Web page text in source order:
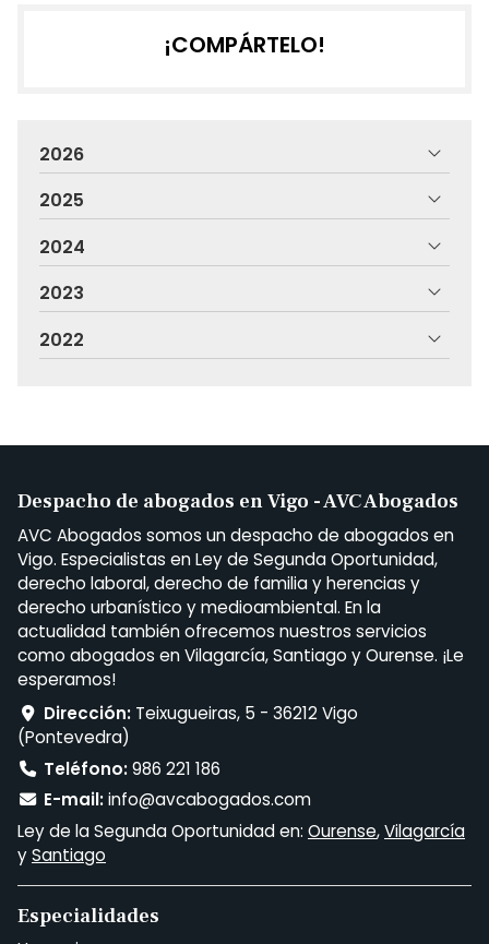
¡COMPÁRTELO!
2026
2025
2024
2023
2022
Despacho de abogados en Vigo - AVC Abogados
AVC Abogados somos un despacho de abogados en
Vigo. Especialistas en Ley de Segunda Oportunidad,
derecho laboral, derecho de familia y herencias y
derecho urbanístico y medioambiental. En la
actualidad también ofrecemos nuestros servicios
como abogados en Vilagarcía, Santiago y Ourense. ¡Le
esperamos!
Dirección: Teixugueiras, 5 - 36212 Vigo
(Pontevedra)
Teléfono:986 221 186
E-mail:info@avcabogados.com
Ley de la Segunda Oportunidad en: Ourense,Vilagarcía
ySantiago
Especialidades